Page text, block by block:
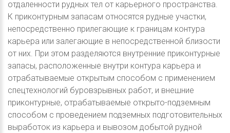
отдаленности рудных тел от карьерного пространства.
К приконтурным запасам относятся рудные участки,
непосредственно прилегающие к границам контура
карьера или залегающие в непосредственной близости
от них. При этом разделяются внутренние приконтурные
запасы, расположенные внутри контура карьера и
отрабатываемые открытым способом с применением
спецтехнологий буровзрывных работ, и внешние
приконтурные, отрабатываемые открыто-подземным
способом с проведением подземных подготовительных
выработок из карьера и вывозом добытой рудной